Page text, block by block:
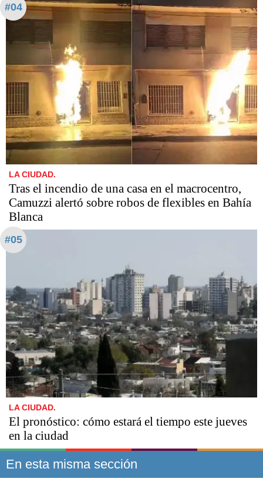
#04
LA CIUDAD.
Tras el incendio de una casa en el macrocentro,
Camuzzi alertó sobre robos de flexibles en Bahía
Blanca
#05
LA CIUDAD.
El pronóstico: cómo estará el tiempo este jueves
en la ciudad
En esta misma sección